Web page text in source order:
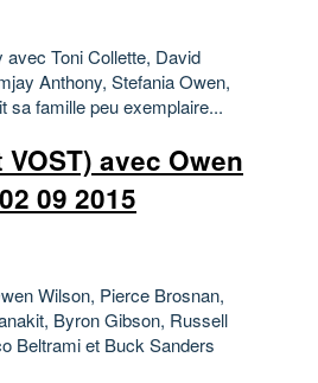
Toni Collette, David
Anthony, Stefania Owen,
sa famille peu exemplaire...
VOST) avec Owen
09 2015
Wilson, Pierce Brosnan,
Byron Gibson, Russell
Beltrami et Buck Sanders